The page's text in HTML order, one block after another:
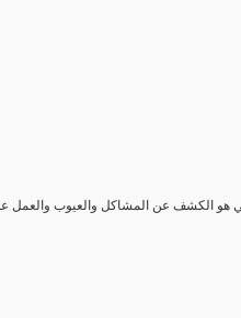
هو الكشف عن المشاكل والعيوب والعمل